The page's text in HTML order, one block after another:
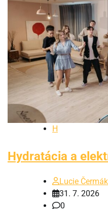
H
Hydratácia a
Lucie
31. 7. 2026
0